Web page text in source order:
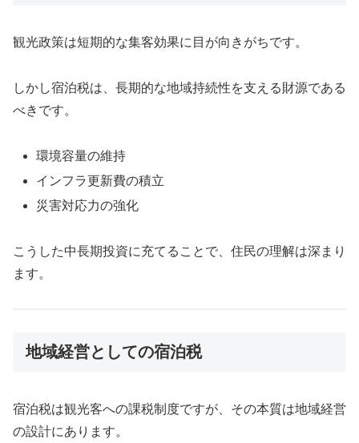
観光政策は短期的な集客効果に目が向きがちです。
しかし宿泊税は、長期的な地域持続性を支える財源である
べきです。
環境容量の維持
インフラ更新費の積立
災害対応力の強化
こうした中長期投資に充てることで、住民の理解は深まり
ます。
地域経営としての宿泊税
宿泊税は観光客への課税制度ですが、その本質は地域経営
の設計にあります。